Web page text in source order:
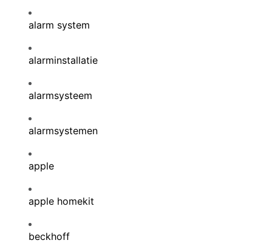
alarm system
alarminstallatie
alarmsysteem
alarmsystemen
apple
apple homekit
beckhoff